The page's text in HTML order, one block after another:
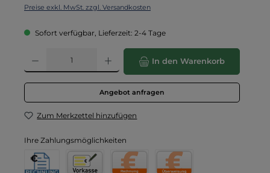
Preise exkl. MwSt. zzgl. Versandkosten
Sofort verfügbar, Lieferzeit: 2-4 Tage
Produkt Anzahl: Gib den gewünschten Wert ein oder benutze die
In den Warenkorb
Angebot anfragen
Zum Merkzettel hinzufügen
Ihre Zahlungsmöglichkeiten